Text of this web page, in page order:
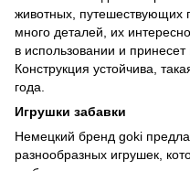
животных, путешествующих
много деталей, их
в использовании и
Конструкция устойчива,
года.
Игрушки забавки
Немецкий бренд goki
разнообразных игрушек,